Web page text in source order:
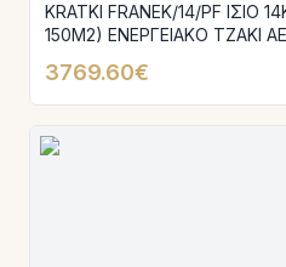
KRATKI FRANEK/14/PF ΙΣΙΟ
150M2) ΕΝΕΡΓΕΙΑΚΟ
3769.60€